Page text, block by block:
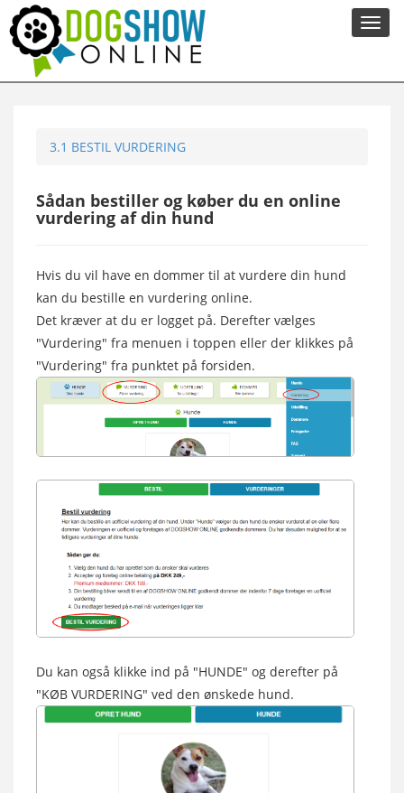
3.1 BESTIL VURDERING
Sådan bestiller og køber du en online
vurdering af din hund
Hvis du vil have en dommer til at vurdere din hund
kan du bestille en vurdering online.
Det kræver at du er logget på. Derefter vælges
"Vurdering" fra menuen i toppen eller der klikkes på
"Vurdering" fra punktet på forsiden.
Du kan også klikke ind på "HUNDE" og derefter på
"KØB VURDERING" ved den ønskede hund.